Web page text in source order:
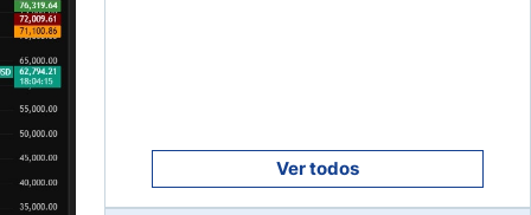
Leer reseña
Ver todos